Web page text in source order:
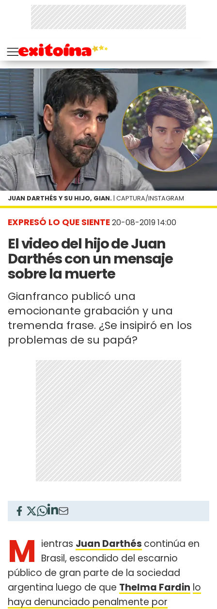
EXPRESÓ LO QUE SIENTE20-08-2019 14:00
El video del hijo de Juan
Darthés con un mensaje
sobre la muerte
Gianfranco publicó una
emocionante grabación y una
tremenda frase. ¿Se insipiró en los
problemas de su papá?
JUAN DARTHÉS Y SU HIJO, GIAN. | CAPTURA/INSTAGRAM
M ientras Juan Darthés continúa en
Brasil, escondido del escarnio
público de gran parte de la sociedad
argentina luego de que Thelma Fardin lo
haya denunciado penalmente por